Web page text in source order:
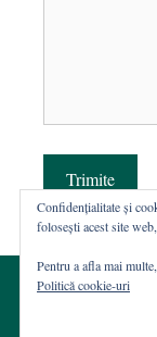
Trimite
Confidențialitate și
folosești acest site
Pentru a afla mai
Politică cookie-uri